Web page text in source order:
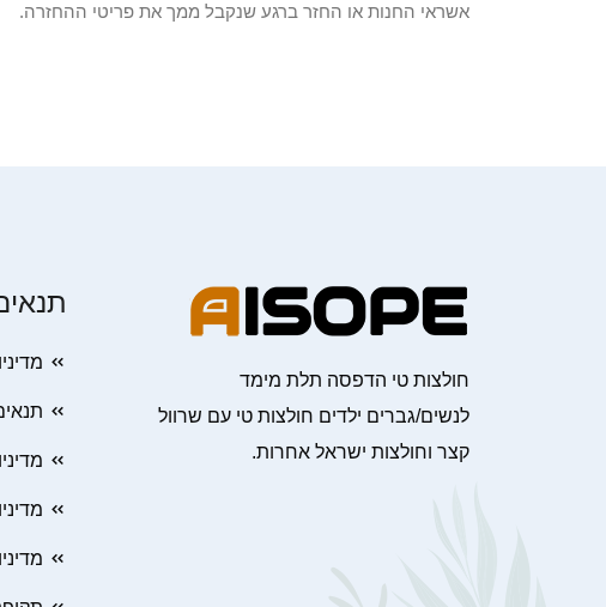
אשראי החנות או החזר ברגע שנקבל ממך את פריטי ההחזרה.
חולצות טי הדפסה תלת מימד
לנשים/גברים ילדים חולצות טי עם שרוול
קצר וחולצות ישראל אחרות.